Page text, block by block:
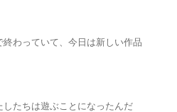
わっていて、今日は新しい作品
たちは遊ぶことになったんだ